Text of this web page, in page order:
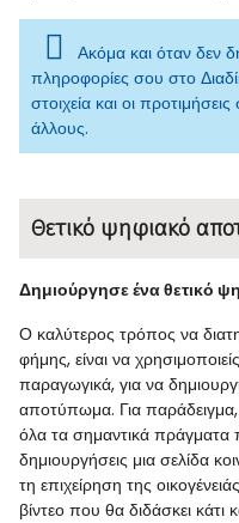
Ακόμα και όταν δεν
πληροφορίες σου στο
στοιχεία και οι
άλλους.
Θετικό ψηφιακό
Δημιούργησε ένα θετικό
Ο καλύτερος τρόπος να
φήμης, είναι να
παραγωγικά, για να
αποτύπωμα. Για παράδειγμα,
όλα τα σημαντικά πράγματα
δημιουργήσεις μια σελίδα
τη επιχείρηση της
βίντεο που θα διδάσκει κάτι